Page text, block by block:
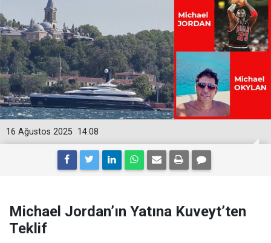
14:08
16 Ağustos 2025
Michael Jordan’ın Yatına Kuveyt’ten
Teklif